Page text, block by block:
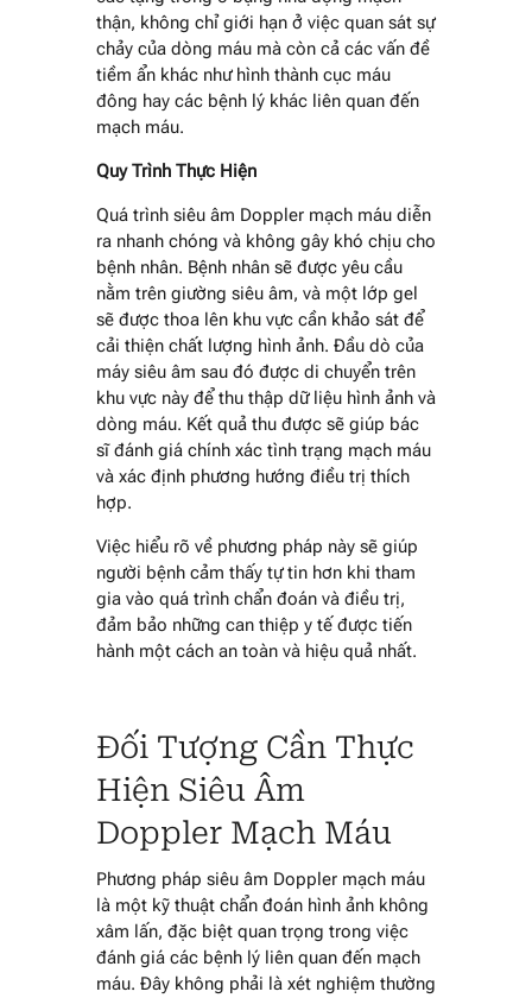
thận, không chỉ giới hạn ở việc quan sát sự
chảy của dòng máu mà còn cả các vấn đề
tiềm ẩn khác như hình thành cục máu
đông hay các bệnh lý khác liên quan đến
mạch máu.
Quy Trình Thực Hiện
Quá trình siêu âm Doppler mạch máu diễn
ra nhanh chóng và không gây khó chịu cho
bệnh nhân. Bệnh nhân sẽ được yêu cầu
nằm trên giường siêu âm, và một lớp gel
sẽ được thoa lên khu vực cần khảo sát để
cải thiện chất lượng hình ảnh. Đầu dò của
máy siêu âm sau đó được di chuyển trên
khu vực này để thu thập dữ liệu hình ảnh và
dòng máu. Kết quả thu được sẽ giúp bác
sĩ đánh giá chính xác tình trạng mạch máu
và xác định phương hướng điều trị thích
hợp.
Việc hiểu rõ về phương pháp này sẽ giúp
người bệnh cảm thấy tự tin hơn khi tham
gia vào quá trình chẩn đoán và điều trị,
đảm bảo những can thiệp y tế được tiến
hành một cách an toàn và hiệu quả nhất.
Đối Tượng Cần Thực
Hiện Siêu Âm
Doppler Mạch Máu
Phương pháp siêu âm Doppler mạch máu
là một kỹ thuật chẩn đoán hình ảnh không
xâm lấn, đặc biệt quan trọng trong việc
đánh giá các bệnh lý liên quan đến mạch
máu. Đây không phải là xét nghiệm thường